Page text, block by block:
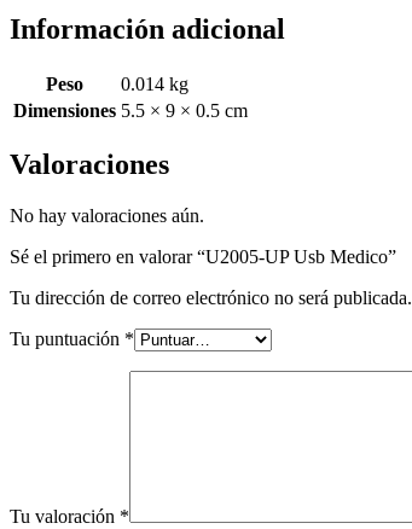
Información adicional
Peso
0.014 kg
Dimensiones 5.5 × 9 × 0.5 cm
Valoraciones
No hay valoraciones aún.
Sé el primero en valorar “U2005-UP Usb Medico”
Tu dirección de correo electrónico no será publicada.
Tu puntuación *
Tu valoración *